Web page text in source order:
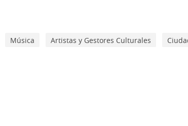
Música Artistas y Gestores Culturales